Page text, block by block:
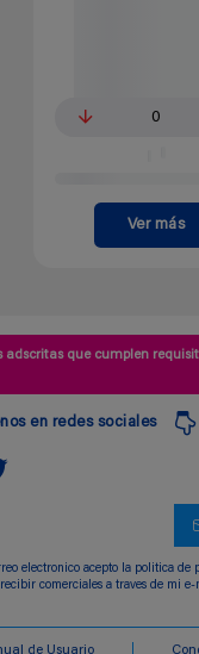
0
Ver más
adscritas que cumplen
en redes sociales
electronico acepto la politica de
comerciales a traves de mi e-
de Usuario